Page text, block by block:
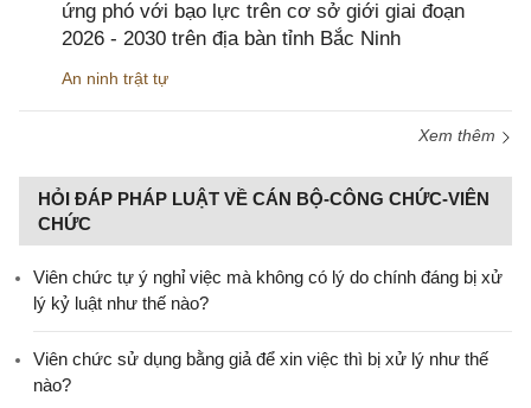
ứng phó với bạo lực trên cơ sở giới giai đoạn
2026 - 2030 trên địa bàn tỉnh Bắc Ninh
An ninh trật tự
Xem thêm
HỎI ĐÁP PHÁP LUẬT VỀ CÁN BỘ-CÔNG CHỨC-VIÊN
CHỨC
Viên chức tự ý nghỉ việc mà không có lý do chính đáng bị xử
lý kỷ luật như thế nào?
Viên chức sử dụng bằng giả để xin việc thì bị xử lý như thế
nào?